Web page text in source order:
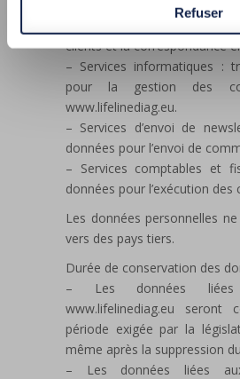
Refuser
– Services d’hébergement :
clients et la correspondance
– Services informatiques :
pour la gestion des
www.lifelinediag.eu.
– Services d’envoi de
données pour l’envoi de
– Services comptables et
données pour l’exécution des
Les données personnelles
vers des pays tiers.
Durée de conservation des
– Les données
www.lifelinediag.eu seront
période exigée par la
même après la suppression
– Les données liées